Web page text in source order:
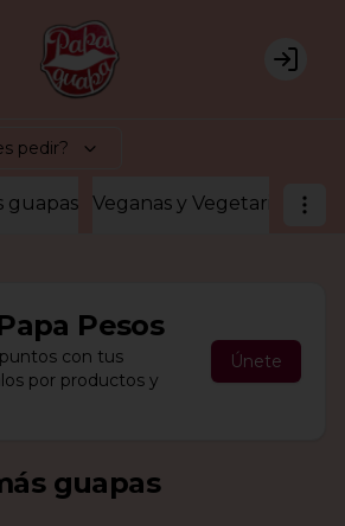
Login
pedir?
guapas Veganas y Vegetarianas
Pesos
con tus
por productos y
Únete
guapas